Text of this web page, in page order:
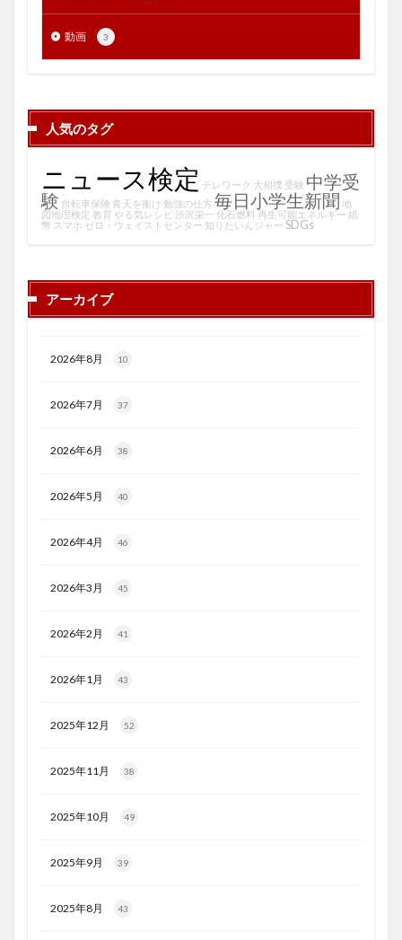
動画 3
人気のタグ
ニュース検定 テレワーク 大相撲 受験 中学受
験 自転車保険 青天を衝け 勉強の仕方 毎日小学生新聞 地
図地理検定 教育 やる気レシピ 渋沢栄一 化石燃料 再生可能エネルギー 紙
幣 スマホ ゼロ・ウェイストセンター 知りたいんジャー SDGs
アーカイブ
2026年8月 10
2026年7月 37
2026年6月 38
2026年5月 40
2026年4月 46
2026年3月 45
2026年2月 41
2026年1月 43
2025年12月 52
2025年11月 38
2025年10月 49
2025年9月 39
2025年8月 43